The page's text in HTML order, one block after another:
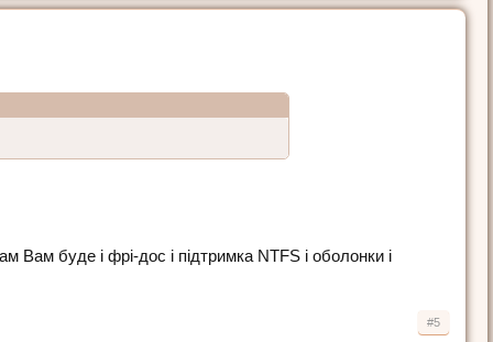
буде і фрі-дос і підтримка NTFS і оболонки і
#5